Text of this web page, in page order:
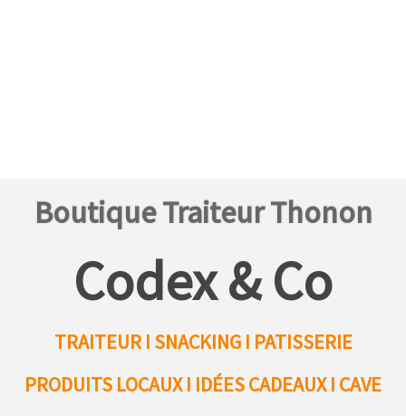
Boutique Traiteur Thonon
Codex & Co
TRAITEUR I SNACKING I PATISSERIE
PRODUITS LOCAUXI IDÉES CADEAUX I CAVE